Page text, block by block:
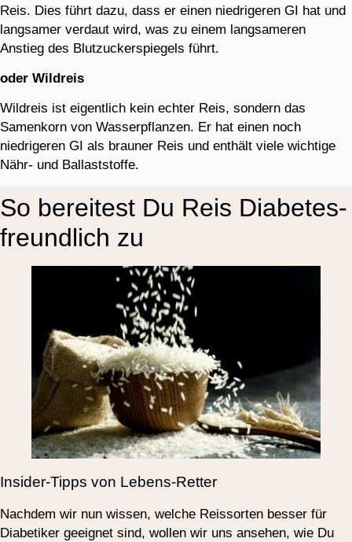
Reis. Dies führt dazu, dass er einen niedrigeren GI hat und
langsamer verdaut wird, was zu einem langsameren
Anstieg des Blutzuckerspiegels führt.
oder Wildreis
Wildreis ist eigentlich kein echter Reis, sondern das
Samenkorn von Wasserpflanzen. Er hat einen noch
niedrigeren GI als brauner Reis und enthält viele wichtige
Nähr- und Ballaststoffe.
So bereitest Du Reis Diabetes-
freundlich zu
Insider-Tipps von Lebens-Retter
Nachdem wir nun wissen, welche Reissorten besser für
Diabetiker geeignet sind, wollen wir uns ansehen, wie Du